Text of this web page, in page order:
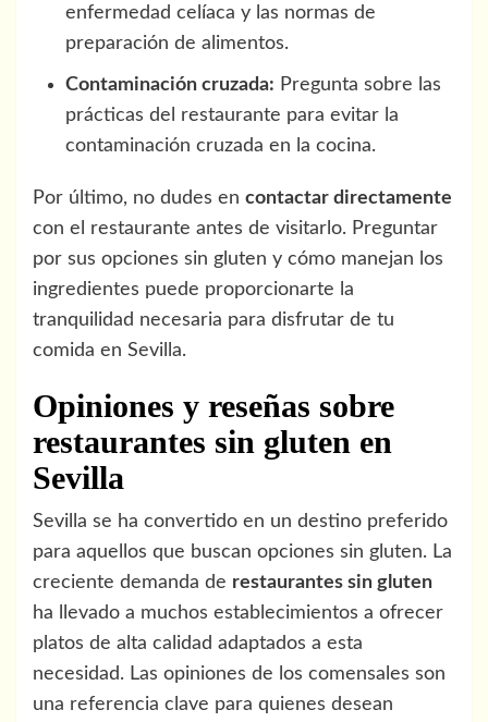
enfermedad celíaca y las normas de
preparación de alimentos.
Contaminación cruzada: Pregunta sobre las
prácticas del restaurante para evitar la
contaminación cruzada en la cocina.
Por último, no dudes en contactar directamente
con el restaurante antes de visitarlo. Preguntar
por sus opciones sin gluten y cómo manejan los
ingredientes puede proporcionarte la
tranquilidad necesaria para disfrutar de tu
comida en Sevilla.
Opiniones y reseñas sobre
restaurantes sin gluten en
Sevilla
Sevilla se ha convertido en un destino preferido
para aquellos que buscan opciones sin gluten. La
creciente demanda de restaurantes sin gluten
ha llevado a muchos establecimientos a ofrecer
platos de alta calidad adaptados a esta
necesidad. Las opiniones de los comensales son
una referencia clave para quienes desean